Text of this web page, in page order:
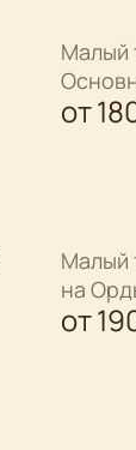
Малый
от
Малый
на
от